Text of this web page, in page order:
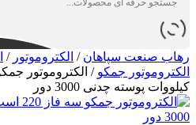
رهاب صنعت سپاهان / الکتروموتور /
الکتروموتور جمکو /
کیلووات پوسته چدنی 3000 دور